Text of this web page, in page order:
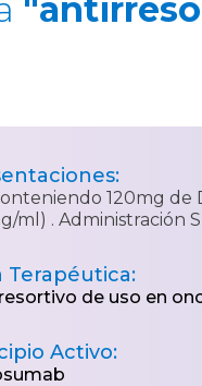
120mg de
ml) . Administración
Terapéutica:
de uso en
Activo: